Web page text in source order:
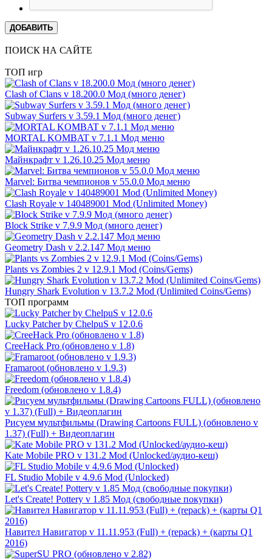
ДОБАВИТЬ
ПОИСК НА САЙТЕ
ТОП игр
Clash of Clans v 18.200.0 Мод (много денег)
Subway Surfers v 3.59.1 Мод (много денег)
MORTAL KOMBAT v 7.1.1 Мод меню
Майнкрафт v 1.26.10.25 Мод меню
Marvel: Битва чемпионов v 55.0.0 Мод меню
Clash Royale v 140489001 Mod (Unlimited Money)
Block Strike v 7.9.9 Мод (много денег)
Geometry Dash v 2.2.147 Мод меню
Plants vs Zombies 2 v 12.9.1 Mod (Coins/Gems)
Hungry Shark Evolution v 13.7.2 Mod (Unlimited Coins/Gems)
ТОП программ
Lucky Patcher by ChelpuS v 12.0.6
CreeHack Pro (обновлено v 1.8)
Framaroot (обновлено v 1.9.3)
Freedom (обновлено v 1.8.4)
Рисуем мультфильмы (Drawing Cartoons FULL) (обновлено v
1.37) (Full) + Видеоплагин
Kate Mobile PRO v 131.2 Mod (Unlocked/аудио-кеш)
FL Studio Mobile v 4.9.6 Mod (Unlocked)
Let's Create! Pottery v 1.85 Мод (свободные покупки)
Навител Навигатор v 11.11.953 (Full) + (repack) + (карты Q1
2016)